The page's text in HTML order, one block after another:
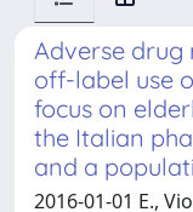
Adverse drug
off-label use
focus on
the Italian
and a
2016-01-01 E.,